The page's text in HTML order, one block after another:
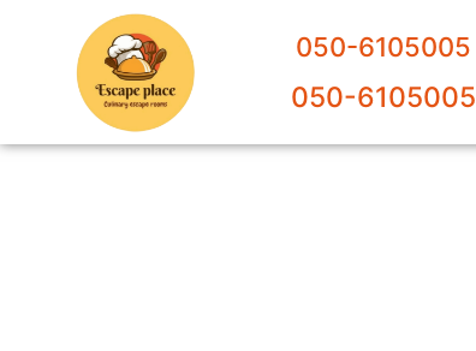
050-6105005
050-6105005